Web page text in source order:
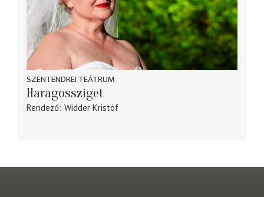
SZENTENDREI TEÁTRUM
Haragossziget
Rendező Widder Kristóf